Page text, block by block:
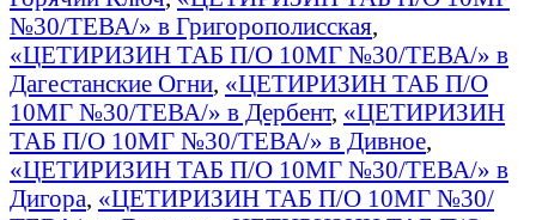
№30/ТЕВА/» в Григорополисская,
«ЦЕТИРИЗИН ТАБ П/О 10МГ №30/ТЕВА/» в
Дагестанские Огни, «ЦЕТИРИЗИН ТАБ П/О
10МГ №30/ТЕВА/» в Дербент, «ЦЕТИРИЗИН
ТАБ П/О 10МГ №30/ТЕВА/» в Дивное,
«ЦЕТИРИЗИН ТАБ П/О 10МГ №30/ТЕВА/» в
Дигора, «ЦЕТИРИЗИН ТАБ П/О 10МГ №30/